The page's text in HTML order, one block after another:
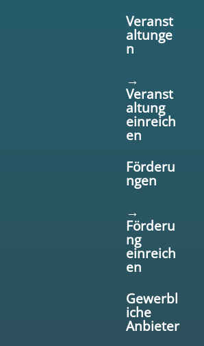
Veranst
altunge
n
→
Veranst
altung
einreich
en
Förderu
ngen
→
Förderu
ng
einreich
en
Gewerbl
iche
Anbieter